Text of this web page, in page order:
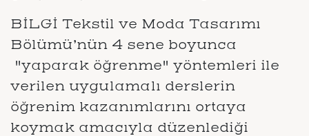
BİLGİ Tekstil ve Moda Tasarımı
Bölümü’nün 4 sene boyunca
"yaparak öğrenme" yöntemleri ile
verilen uygulamalı derslerin
öğrenim kazanımlarını ortaya
koymak amacıyla düzenlediği